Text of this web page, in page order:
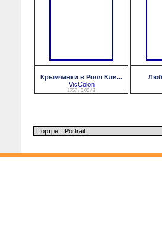
Крымчанки в Роял Кли...
VicColon
1757 / 0.00 / 3